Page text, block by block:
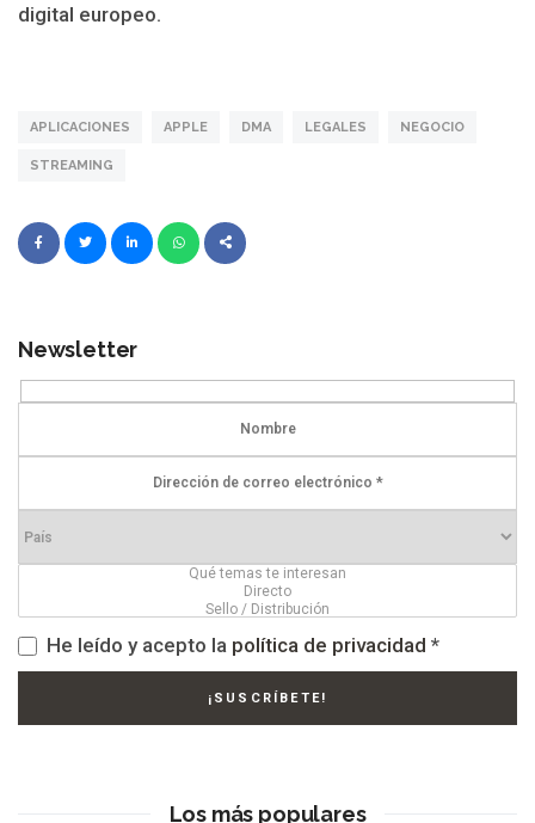
digital europeo.
APLICACIONES APPLE DMA LEGALES NEGOCIO
STREAMING
Newsletter
He leído y acepto la política de privacidad *
Los más populares